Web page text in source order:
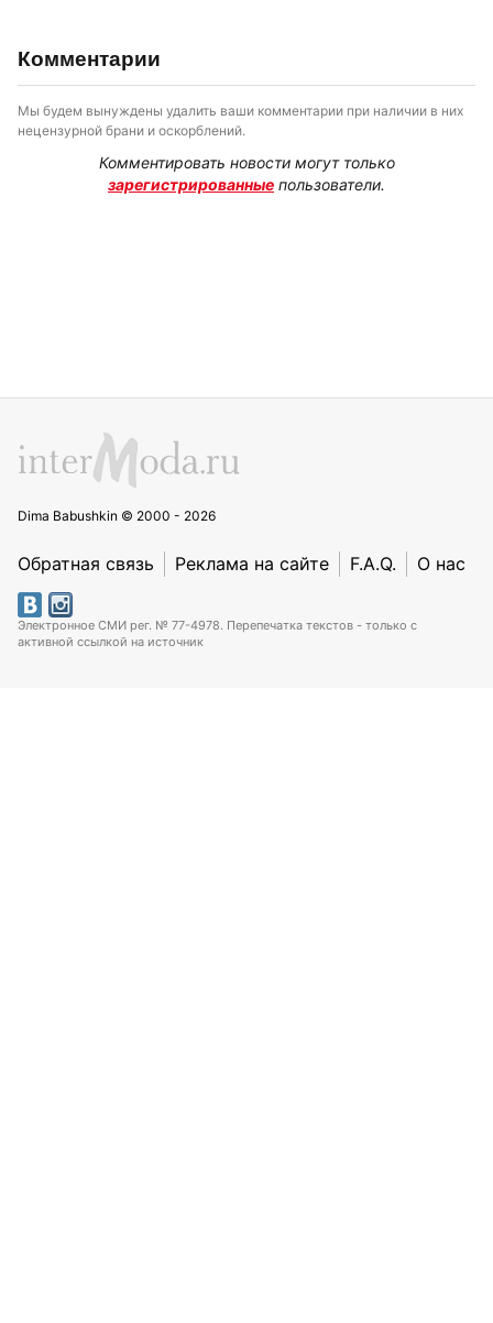
Комментарии
Мы будем вынуждены удалить ваши комментарии при наличии в них
нецензурной брани и оскорблений.
Комментировать новости могут только
зарегистрированные пользователи.
Dima Babushkin © 2000 - 2026
Обратная связь Реклама на сайте F.A.Q. О нас
Электронное СМИ рег. № 77-4978. Перепечатка текстов - только с
активной ссылкой на источник